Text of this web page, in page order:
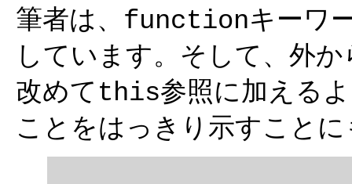
筆者は、 functionキーワ
しています。そして、外
改めて this参照に加える
ことをはっきり示すこと